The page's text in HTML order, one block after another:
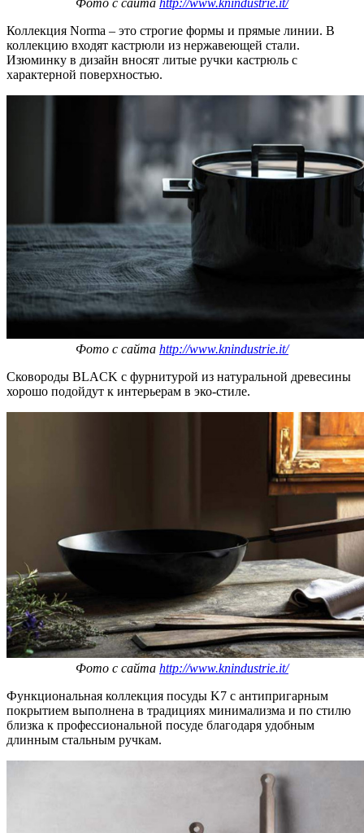
Коллекция Norma – это строгие формы и прямые линии. В
коллекцию входят кастрюли из нержавеющей стали.
Изюминку в дизайн вносят литые ручки кастрюль с
характерной поверхностью.
Фото с сайта http://www.knindustrie.it/
Сковороды BLACK с фурнитурой из натуральной древесины
хорошо подойдут к интерьерам в эко-стиле.
Фото с сайта http://www.knindustrie.it/
Функциональная коллекция посуды K7 с антипригарным
покрытием выполнена в традициях минимализма и по стилю
близка к профессиональной посуде благодаря удобным
длинным стальным ручкам.